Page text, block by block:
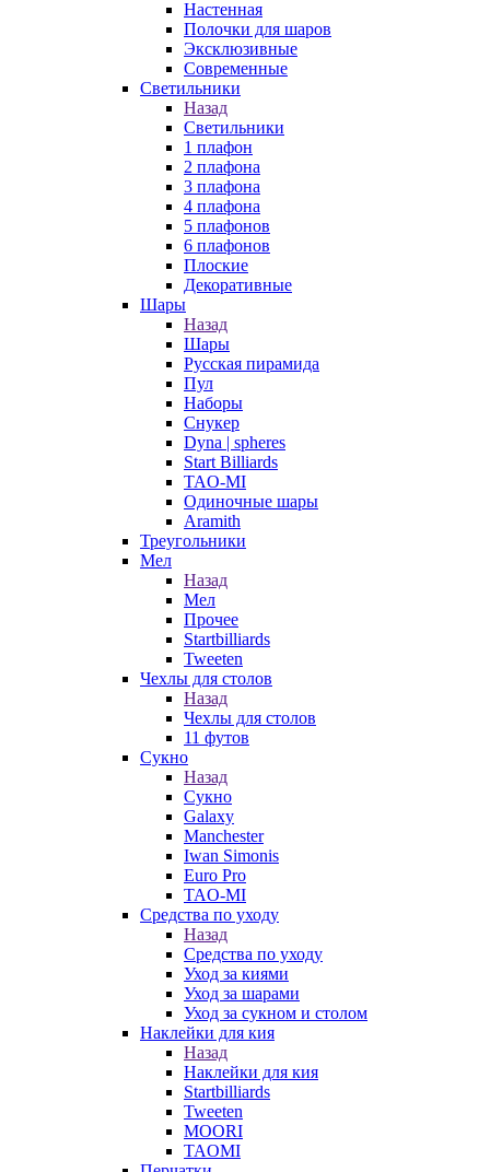
Настенная
Полочки для шаров
Эксклюзивные
Современные
Светильники
Назад
Светильники
1 плафон
2 плафона
3 плафона
4 плафона
5 плафонов
6 плафонов
Плоские
Декоративные
Шары
Назад
Шары
Русская пирамида
Пул
Наборы
Снукер
Dyna | spheres
Start Billiards
TAO-MI
Одиночные шары
Aramith
Треугольники
Мел
Назад
Мел
Прочее
Startbilliards
Tweeten
Чехлы для столов
Назад
Чехлы для столов
11 футов
Сукно
Назад
Сукно
Galaxy
Manchester
Iwan Simonis
Euro Pro
TAO-MI
Средства по уходу
Назад
Средства по уходу
Уход за киями
Уход за шарами
Уход за сукном и столом
Наклейки для кия
Назад
Наклейки для кия
Startbilliards
Tweeten
MOORI
TAOMI